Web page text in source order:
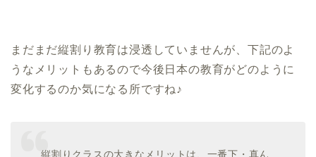
まだまだ縦割り教育は浸透していませんが、下記のよ
うなメリットもあるので今後日本の教育がどのように
変化するのか気になる所ですね♪
縦割りクラスの大きなメリットは、​一番下・真ん